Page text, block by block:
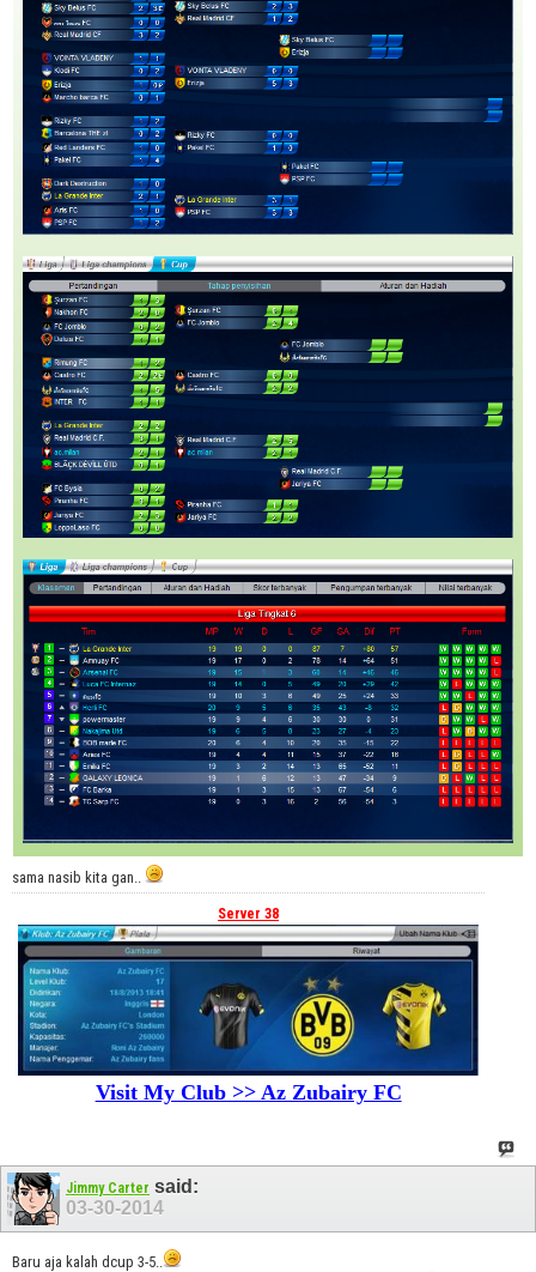
sama nasib kita gan..
Server 38
Visit My Club >> Az Zubairy FC
Jimmy Carter said:
03-30-2014
Baru aja kalah dcup 3-5..